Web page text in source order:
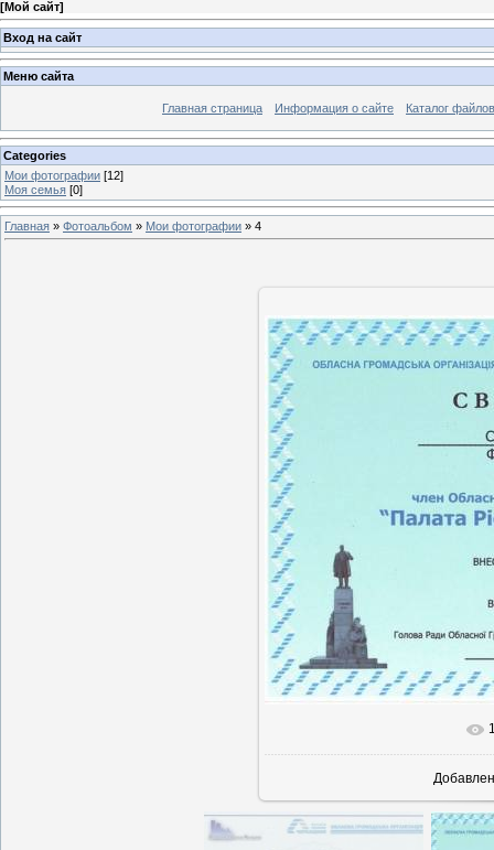
[Мой сайт]
Вход на сайт
Меню сайта
Главная страница Информация о сайте Каталог файлов
Categories
Мои фотографии [12]
Моя семья [0]
Главная » Фотоальбом » Мои фотографии » 4
В